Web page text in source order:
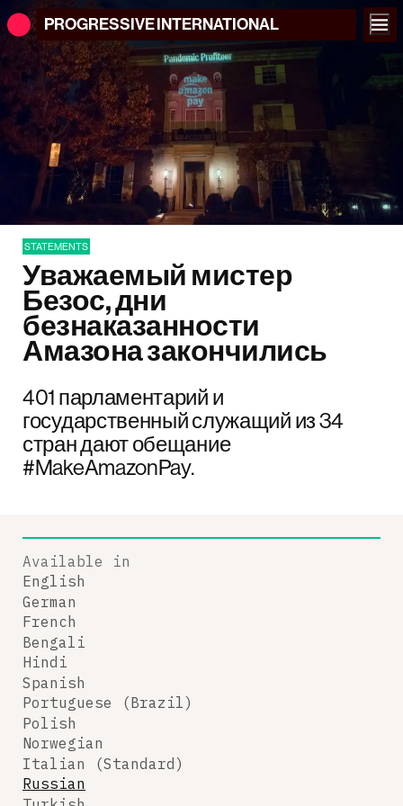
PROGRESSIVEINTERNATIONAL
STATEMENTS
Уважаемый мистер
Безос, дни
безнаказанности
Амазона закончились
401 парламентарий и
государственный служащий из 34
стран дают обещание
#MakeAmazonPay.
Available in
English
German
French
Bengali
Hindi
Spanish
Portuguese (Brazil)
Polish
Norwegian
Italian (Standard)
Russian